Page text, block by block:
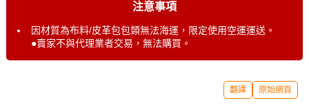
注意事項
因材質為布料/皮革包包類無法海運，限定使用空運運送。
●賣家不與代理業者交易，無法購買。
翻譯 原始網頁